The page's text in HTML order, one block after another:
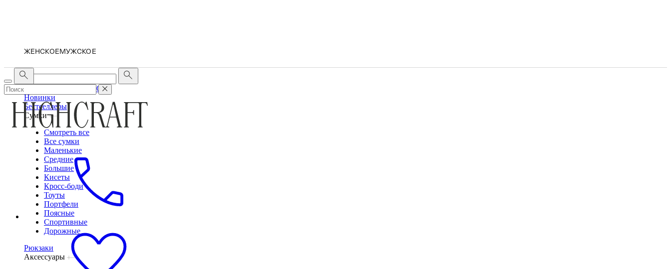
ЖЕНСКОЕ МУЖСКОЕ
МУЖСКОЕ
Новинки
Бестселлеры
Сумки
Смотреть все
Все сумки
Маленькие
Средние
Большие
Кисеты
Кросс-боди
Тоуты
Портфели
Поясные
Спортивные
Дорожные
Рюкзаки
Аксессуары